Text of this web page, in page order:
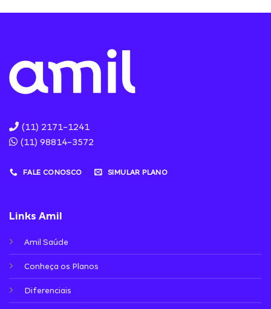
(11) 2171-1241
(11) 98814-3572
FALE CONOSCO SIMULAR PLANO
Links Amil
Amil Saúde
Conheça os Planos
Diferenciais